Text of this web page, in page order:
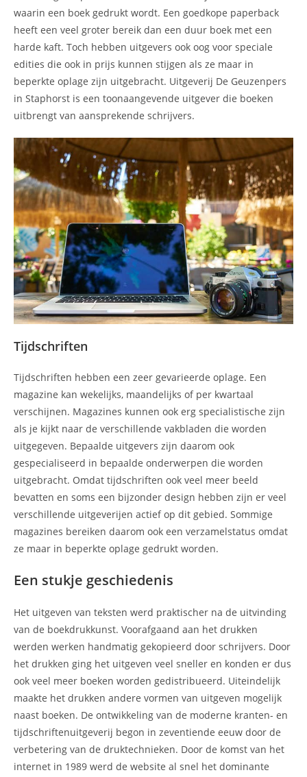
waarin een boek gedrukt wordt. Een goedkope paperback
heeft een veel groter bereik dan een duur boek met een
harde kaft. Toch hebben uitgevers ook oog voor speciale
edities die ook in prijs kunnen stijgen als ze maar in
beperkte oplage zijn uitgebracht. Uitgeverij De Geuzenpers
in Staphorst is een toonaangevende uitgever die boeken
uitbrengt van aansprekende schrijvers.
Tijdschriften
Tijdschriften hebben een zeer gevarieerde oplage. Een
magazine kan wekelijks, maandelijks of per kwartaal
verschijnen. Magazines kunnen ook erg specialistische zijn
als je kijkt naar de verschillende vakbladen die worden
uitgegeven. Bepaalde uitgevers zijn daarom ook
gespecialiseerd in bepaalde onderwerpen die worden
uitgebracht. Omdat tijdschriften ook veel meer beeld
bevatten en soms een bijzonder design hebben zijn er veel
verschillende uitgeverijen actief op dit gebied. Sommige
magazines bereiken daarom ook een verzamelstatus omdat
ze maar in beperkte oplage gedrukt worden.
Een stukje geschiedenis
Het uitgeven van teksten werd praktischer na de uitvinding
van de boekdrukkunst. Voorafgaand aan het drukken
werden werken handmatig gekopieerd door schrijvers. Door
het drukken ging het uitgeven veel sneller en konden er dus
ook veel meer boeken worden gedistribueerd. Uiteindelijk
maakte het drukken andere vormen van uitgeven mogelijk
naast boeken. De ontwikkeling van de moderne kranten- en
tijdschriftenuitgeverij begon in zeventiende eeuw door de
verbetering van de druktechnieken. Door de komst van het
internet in 1989 werd de website al snel het dominante